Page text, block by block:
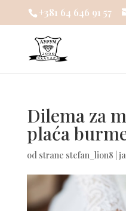
+381 64 646 91 57
Dilema za
plaća
od strane stefan_lion8